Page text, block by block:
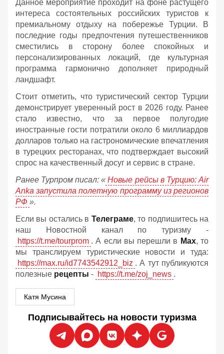
Данное мероприятие проходит на фоне растущего
интереса состоятельных российских туристов к
премиальному отдыху на побережье Турции. В
последние годы предпочтения путешественников
сместились в сторону более спокойных и
персонализированных локаций, где культурная
программа гармонично дополняет природный
ландшафт.
Стоит отметить, что туристический сектор Турции
демонстрирует уверенный рост в 2026 году. Ранее
стало известно, что за первое полугодие
иностранные гости потратили около 6 миллиардов
долларов только на гастрономические впечатления
в турецких ресторанах, что подтверждает высокий
спрос на качественный досуг и сервис в стране.
Ранее Турпром писал: « Новые рейсы в Турцию: Air
Anka запустила полетную программу из регионов
РФ ».
Если вы остались в Телеграме, то подпишитесь на
наш Новостной канал по туризму -
https://t.me/tourprom . А если вы перешли в Мах, то
мы транслируем туристические новости и туда:
https://max.ru/id7743542912_biz . А тут публикуются
полезные рецепты - https://t.me/zoj_news .
Катя Мусина
Подписывайтесь на новости туризма